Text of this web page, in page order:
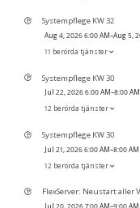
Systempflege KW 32
Aug 4, 2026 6:00 AM–Aug 5,
11 berörda tjänster
Systempflege KW 30
Jul 22, 2026 6:00 AM–8:00 AM
12 berörda tjänster
Systempflege KW 30
Jul 21, 2026 6:00 AM–8:00 AM
12 berörda tjänster
FlexServer: Neustart aller
Jul 20, 2026 7:00 AM–9:00 AM